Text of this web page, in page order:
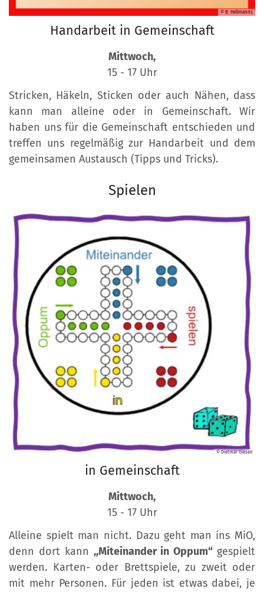
© B. Hellmanns
Handarbeit in Gemeinschaft
Mittwoch,
15 - 17 Uhr
Stricken, Häkeln, Sticken oder auch Nähen, dass
kann man alleine oder in Gemeinschaft. Wir
haben uns für die Gemeinschaft entschieden und
treffen uns regelmäßig zur Handarbeit und dem
gemeinsamen Austausch (Tipps und Tricks).
Spielen
© Dietmar Giesen
in Gemeinschaft
Mittwoch,
15 - 17 Uhr
Alleine spielt man nicht. Dazu geht man ins MiO,
denn dort kann „Miteinander in Oppum“ gespielt
werden. Karten- oder Brettspiele, zu zweit oder
mit mehr Personen. Für jeden ist etwas dabei, je